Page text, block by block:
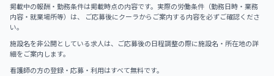
掲載中の報酬・勤務条件は掲載時点の内容です。実際の労働条件（勤務日時・業務
内容・就業場所等）は、 ご応募後にクーラからご案内する内容を必ずご確認くださ
い。
施設名を非公開としている求人は、ご応募後の日程調整の際に施設名・所在地の詳
細をご案内します。
看護師の方の登録・応募・利用はすべて無料です。